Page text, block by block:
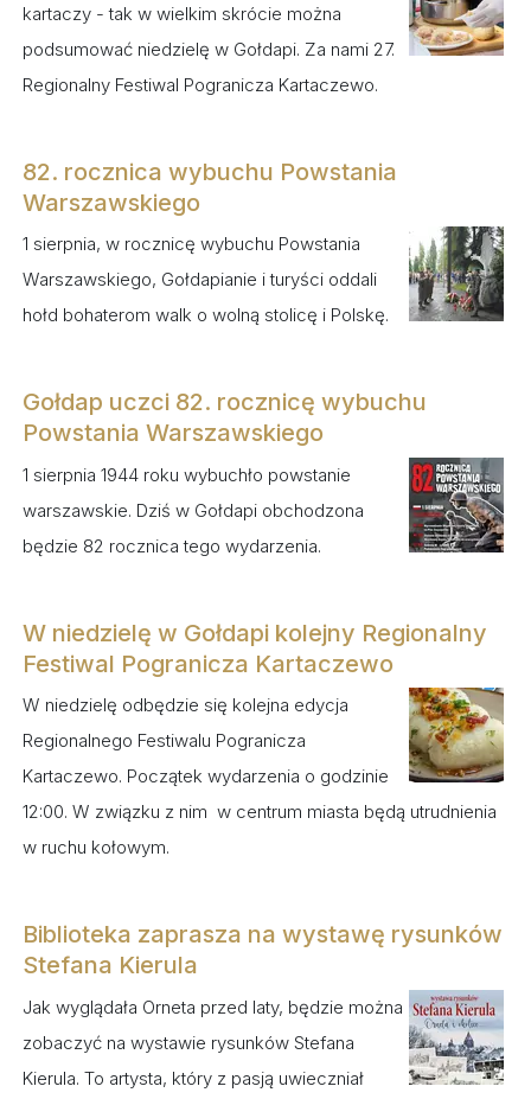
kartaczy - tak w wielkim skrócie można
podsumować niedzielę w Gołdapi. Za nami 27.
Regionalny Festiwal Pogranicza Kartaczewo.
82. rocznica wybuchu Powstania
Warszawskiego
1 sierpnia, w rocznicę wybuchu Powstania
Warszawskiego, Gołdapianie i turyści oddali
hołd bohaterom walk o wolną stolicę i Polskę.
Gołdap uczci 82. rocznicę wybuchu
Powstania Warszawskiego
1 sierpnia 1944 roku wybuchło powstanie
warszawskie. Dziś w Gołdapi obchodzona
będzie 82 rocznica tego wydarzenia.
W niedzielę w Gołdapi kolejny Regionalny
Festiwal Pogranicza Kartaczewo
W niedzielę odbędzie się kolejna edycja
Regionalnego Festiwalu Pogranicza
Kartaczewo. Początek wydarzenia o godzinie
12:00. W związku z nim w centrum miasta będą utrudnienia
w ruchu kołowym.
Biblioteka zaprasza na wystawę rysunków
Stefana Kierula
Jak wyglądała Orneta przed laty, będzie można
zobaczyć na wystawie rysunków Stefana
Kierula. To artysta, który z pasją uwieczniał